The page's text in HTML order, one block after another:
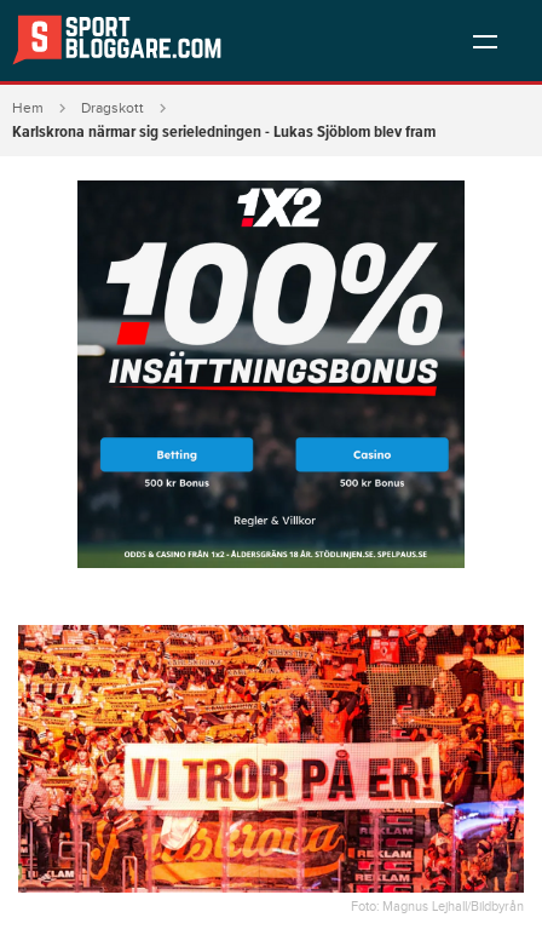
Hem Dragskott
Karlskrona närmar sig serieledningen - Lukas Sjöblom blev fram
Foto: Magnus Lejhall/Bildbyrån